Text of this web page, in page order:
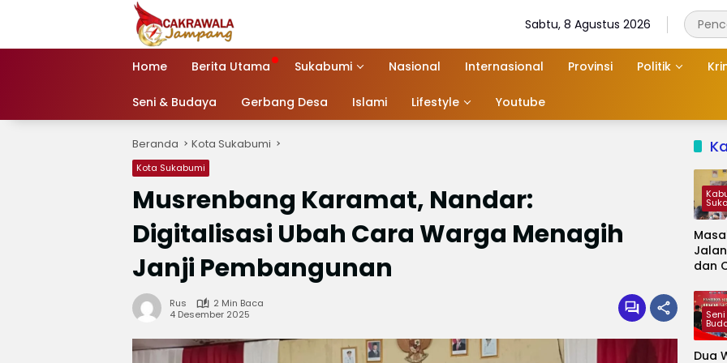
Sabtu, 8 Agustus 2026
Home Berita Utama Sukabumi Nasional Internasional Provinsi Politik
Seni & Budaya Gerbang Desa Islami Lifestyle Youtube
Beranda Kota Sukabumi
Kota Sukabumi
Musrenbang Karamat, Nandar:
Digitalisasi Ubah Cara Warga Menagih
Janji Pembangunan
Rus
2 Min Baca
4 Desember 2025
dan
Jadi
Dua